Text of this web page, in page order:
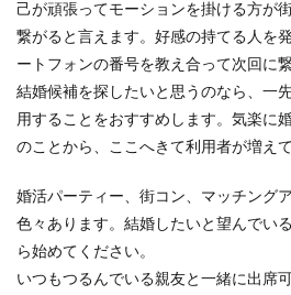
己が頑張ってモーションを掛ける方が
繋がると言えます。好感の持てる人を
ートフォンの番号を教え合って次回に
結婚候補を探したいと思うのなら、一
用することをおすすめします。気楽に
のことから、ここへきて利用者が増えて
婚活パーティー、街コン、マッチング
色々あります。結婚したいと望んでい
ら始めてください。
いつもつるんでいる親友と一緒に出席